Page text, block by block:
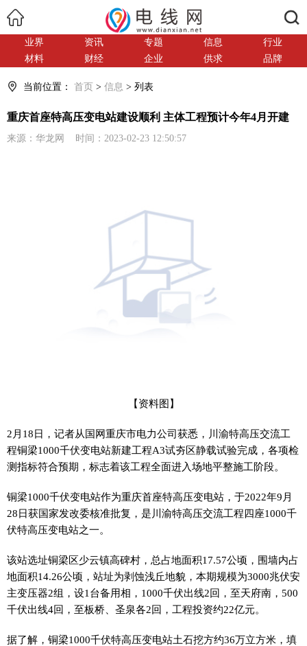
业界 资讯 专题 信息
行业
材料
财经 企业 供求 品牌
当前位置： 首页 > 信息 > 列表
重庆首座特高压变电站建设顺利 主体工程预计今年4月开建
来源：华龙网 时间：2023-02-23 12:50:57
【资料图】
2月18日，记者从国网重庆市电力公司获悉，川渝特高压交流工
程铜梁1000千伏变电站新建工程A3试夯区静载试验完成，各项检
测指标符合预期，标志着该工程全面进入场地平整施工阶段。
铜梁1000千伏变电站作为重庆首座特高压变电站，于2022年9月
28日获国家发改委核准批复，是川渝特高压交流工程四座1000千
伏特高压变电站之一。
该站选址铜梁区少云镇高碑村，总占地面积17.57公顷，围墙内占
地面积14.26公顷，站址为剥蚀浅丘地貌，本期规模为3000兆伏安
主变压器2组，设1台备用相，1000千伏出线2回，至天府南，500
千伏出线4回，至板桥、圣泉各2回，工程投资约22亿元。
据了解，铜梁1000千伏特高压变电站土石挖方约36万立方米，填